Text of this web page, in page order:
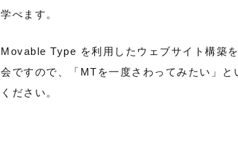
学べます。
Movable Type を利用したウェブサイト構築
会ですので、「MTを一度さわってみたい」と
ください。